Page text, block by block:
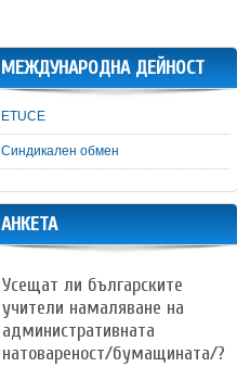
МЕЖДУНАРОДНА ДЕЙНОСТ
ETUCE
Синдикален обмен
АНКЕТА
Усещат ли българските
учители намаляване на
административната
натовареност/бумащината/?